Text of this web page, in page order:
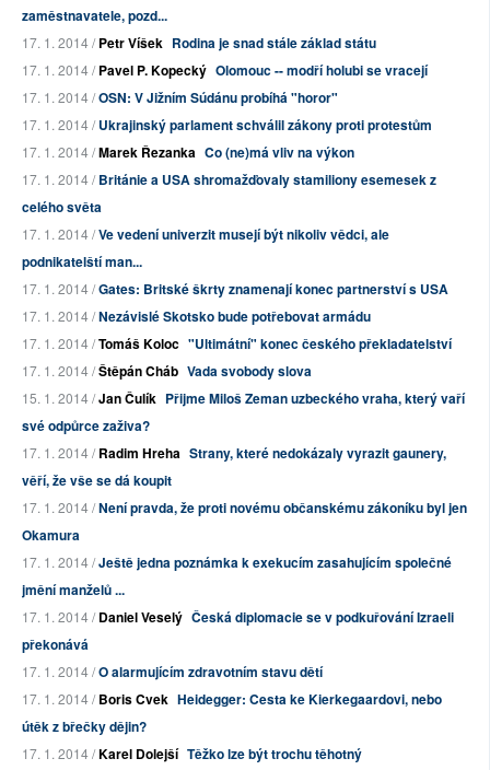
zaměstnavatele, pozd...
17. 1. 2014 /Petr Víšek Rodina je snad stále základ státu
17. 1. 2014 /Pavel P. Kopecký Olomouc -- modří holubi se vracejí
17. 1. 2014 /OSN: V Jižním Súdánu probíhá "horor"
17. 1. 2014 /Ukrajinský parlament schválil zákony proti protestům
17. 1. 2014 /Marek Řezanka Co (ne)má vliv na výkon
17. 1. 2014 /Británie a USA shromažďovaly stamiliony esemesek z
celého světa
17. 1. 2014 /Ve vedení univerzit musejí být nikoliv vědci, ale
podnikatelští man...
17. 1. 2014 /Gates: Britské škrty znamenají konec partnerství s USA
17. 1. 2014 /Nezávislé Skotsko bude potřebovat armádu
17. 1. 2014 /Tomáš Koloc "Ultimátní" konec českého překladatelství
17. 1. 2014 /Štěpán Cháb Vada svobody slova
15. 1. 2014 /Jan Čulík Přijme Miloš Zeman uzbeckého vraha, který vaří
své odpůrce zaživa?
17. 1. 2014 /Radim Hreha Strany, které nedokázaly vyrazit gaunery,
věří, že vše se dá koupit
17. 1. 2014 /Není pravda, že proti novému občanskému zákoníku byl jen
Okamura
17. 1. 2014 /Ještě jedna poznámka k exekucím zasahujícím společné
jmění manželů ...
17. 1. 2014 /Daniel Veselý Česká diplomacie se v podkuřování Izraeli
překonává
17. 1. 2014 /O alarmujícím zdravotním stavu dětí
17. 1. 2014 /Boris Cvek Heidegger: Cesta ke Kierkegaardovi, nebo
útěk z břečky dějin?
17. 1. 2014 /Karel Dolejší Těžko lze být trochu těhotný